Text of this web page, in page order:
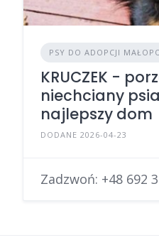
PSY DO ADOPCJI
KRUCZEK -
niechciany
najlepszy dom
DODANE 2026-04-23
Zadzwoń: +48 692